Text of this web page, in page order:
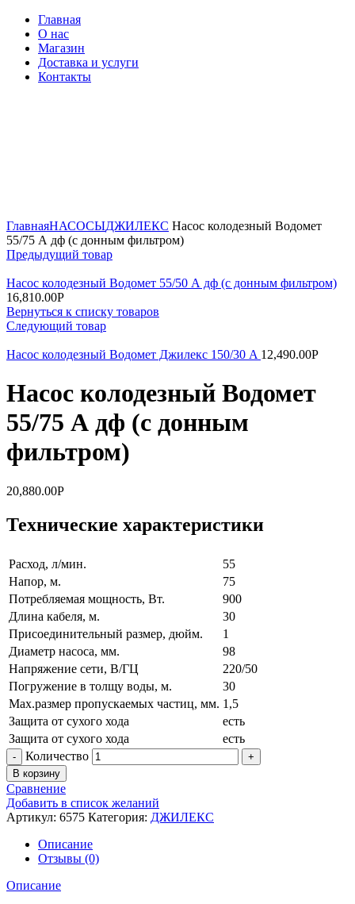
Главная
О нас
Магазин
Доставка и услуги
Контакты
ГлавнаяНАСОСЫДЖИЛЕКС Насос колодезный Водомет
55/75 А дф (с донным фильтром)
Предыдущий товар
Насос колодезный Водомет 55/50 А дф (с донным фильтром)
16,810.00Р
Вернуться к списку товаров
Следующий товар
Насос колодезный Водомет Джилекс 150/30 A 12,490.00Р
Насос колодезный Водомет
55/75 А дф (с донным
фильтром)
20,880.00Р
Технические характеристики
Pасход, л/мин.
55
Hапор, м.
75
Потребляемая мощность, Вт.
900
Длина кабеля, м.
30
Присоединительный размер, дюйм.
1
Диаметр насоса, мм.
98
Напряжение сети, В/ГЦ
220/50
Погружение в толщу воды, м.
30
Max.размер пропускаемых частиц, мм. 1,5
Защита от сухого хода
есть
Защита от сухого хода
есть
Количество
В корзину
Сравнение
Добавить в список желаний
Артикул: 6575 Категория: ДЖИЛЕКС
Описание
Отзывы (0)
Описание